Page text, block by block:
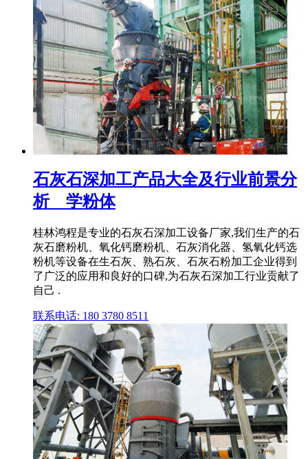
石灰石深加工产品大全及行业前景分
析 _ 学粉体
桂林鸿程是专业的石灰石深加工设备厂家,我们生产的石
灰石磨粉机、氧化钙磨粉机、石灰消化器、氢氧化钙选
粉机等设备在生石灰、熟石灰、石灰石粉加工企业得到
了广泛的应用和良好的口碑,为石灰石深加工行业贡献了
自己 .
联系电话: 180 3780 8511